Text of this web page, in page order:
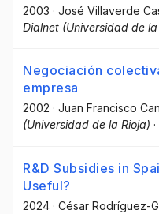
2003 · José Villaverde
Dialnet (Universidad de la
Negociación
empresa
2002 · Juan Francisco
(Universidad de la Rioja) ·
R&D Subsidies in
Useful?
2024 · César Rodríguez-